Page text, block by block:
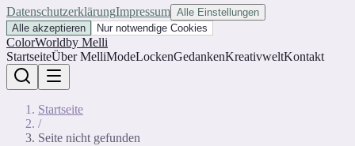
DatenschutzerklärungImpressum Alle Einstellungen
Alle akzeptieren
Nur notwendige Cookies
ColorWorldby Melli
StartseiteÜber MelliModeLockenGedankenKreativweltKontakt
Startseite
/
Seite nicht gefunden